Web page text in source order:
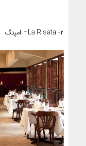
۲- La Risata– امپنگ